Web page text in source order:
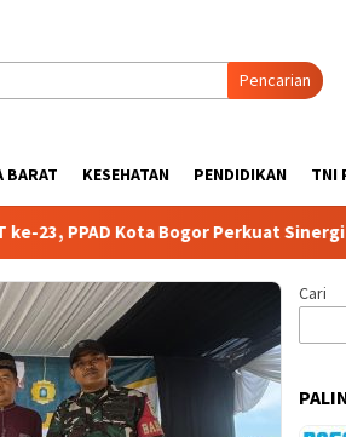
Pencarian
BARAT KESEHATAN PENDIDIKAN TNI
PPAD Kota Bogor Perkuat Sinergi
Cari